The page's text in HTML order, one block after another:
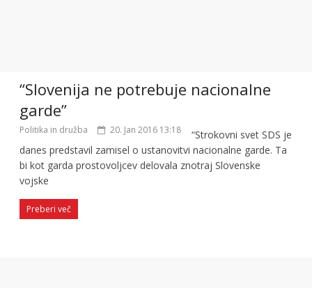
“Slovenija ne potrebuje nacionalne
garde”
Politika in družba 20. Jan 2016 13:18
“Strokovni svet SDS je
danes predstavil zamisel o ustanovitvi nacionalne garde. Ta
bi kot garda prostovoljcev delovala znotraj Slovenske
vojske
Preberi več